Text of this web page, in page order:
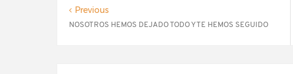
Previous
NOSOTROS HEMOS DEJADO TODO Y TE HEMOS SEGUIDO